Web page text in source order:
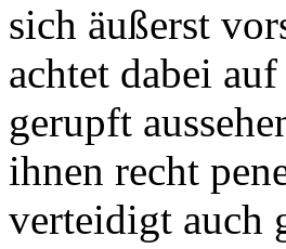
sich äußerst
achtet dabei
gerupft
ihnen recht
verteidigt auch